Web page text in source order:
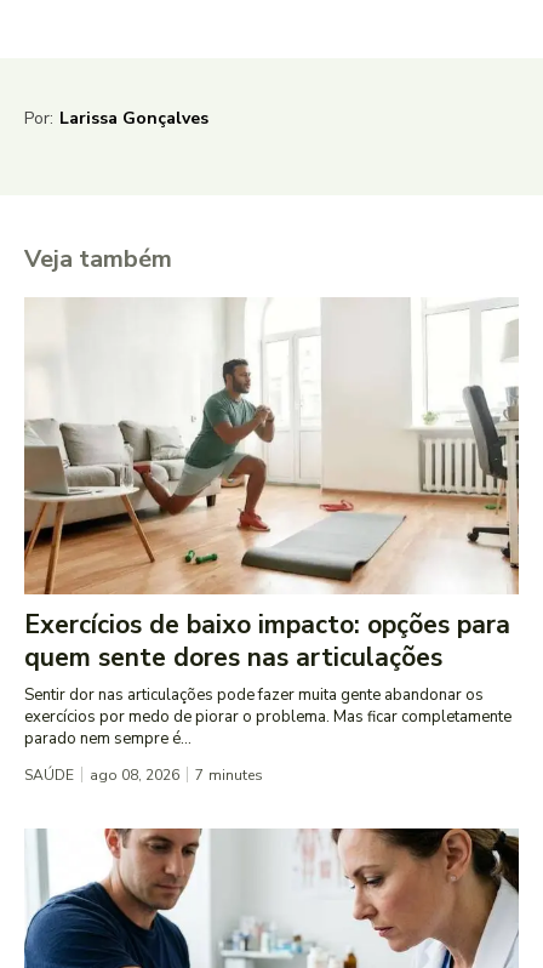
Por: Larissa Gonçalves
Veja também
Exercícios de baixo impacto: opções para
quem sente dores nas articulações
Sentir dor nas articulações pode fazer muita gente abandonar os
exercícios por medo de piorar o problema. Mas ficar completamente
parado nem sempre é...
SAÚDE ago 08, 2026 7 minutes